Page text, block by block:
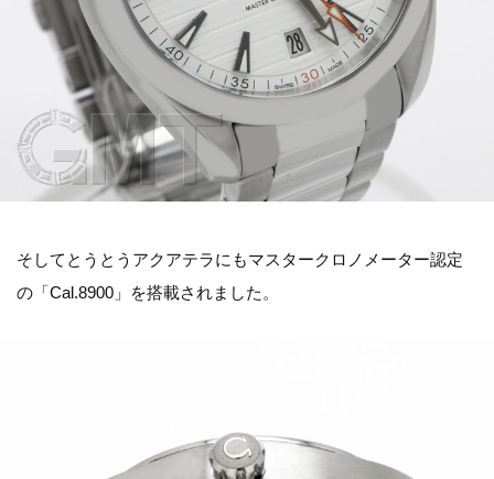
そしてとうとうアクアテラにもマスタークロノメーター認定
の「Cal.8900」を搭載されました。